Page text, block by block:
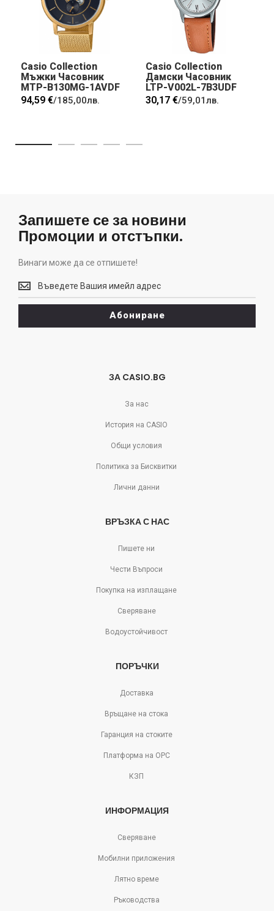
Casio Collection
Мъжки Часовник
MTP-B130MG-1AVDF
94,59 €/185,00лв.
Casio Collection
Дамски Часовник
LTP-V002L-7B3UDF
30,17 €/59,01лв.
Запишете се за новини
Промоции и отстъпки.
Винаги може да се отпишете!
Винаги
може
да
отпишете!
Абониране
ЗА CASIO.BG
За нас
История на CASIO
Общи условия
Политика за Бисквитки
Лични данни
ВРЪЗКА С НАС
Пишете ни
Чести Въпроси
Покупка на изплащане
Сверяване
Водоустойчивост
ПОРЪЧКИ
Доставка
Връщане на стока
Гаранция на стоките
Платформа на ОРС
КЗП
ИНФОРМАЦИЯ
Сверяване
Мобилни приложения
Лятно време
Ръководства